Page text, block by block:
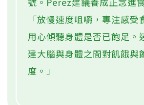
「放慢速度咀嚼，專注感受
用心傾聽身體是否已飽足。
建大腦與身體之間對飢餓與
度。」